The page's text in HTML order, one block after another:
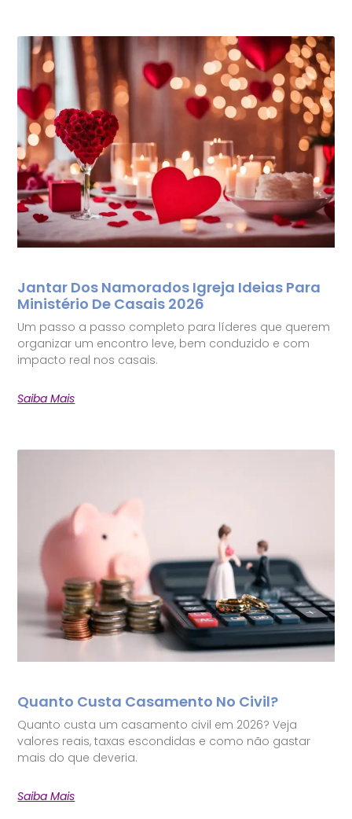
Jantar Dos Namorados Igreja Ideias Para
Ministério De Casais 2026
Um passo a passo completo para líderes que querem
organizar um encontro leve, bem conduzido e com
impacto real nos casais.
Saiba Mais
Quanto Custa Casamento No Civil?
Quanto custa um casamento civil em 2026? Veja
valores reais, taxas escondidas e como não gastar
mais do que deveria.
Saiba Mais